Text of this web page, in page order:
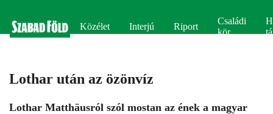
Közélet Interjú Riport
Családi
kör
Lothar után az özönvíz
Lothar Matthäusról szól mostan az ének a magyar